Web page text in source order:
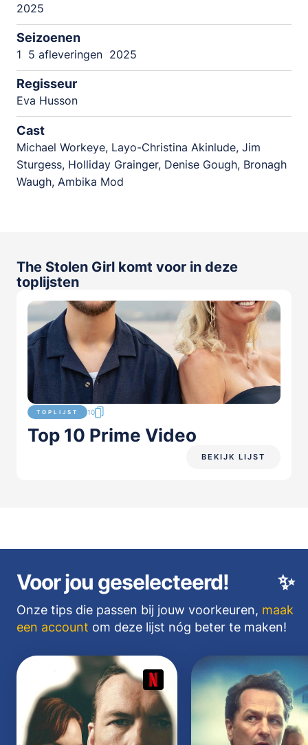
2025
Seizoenen
1 5 afleveringen 2025
Regisseur
Eva Husson
Cast
Michael Workeye, Layo-Christina Akinlude, Jim
Sturgess, Holliday Grainger, Denise Gough, Bronagh
Waugh, Ambika Mod
The Stolen Girl komt voor in deze
toplijsten
TOPLIJST 10
Top 10 Prime Video
BEKIJK LIJST
✨
Voor jou geselecteerd!
Onze tips die passen bij jouw voorkeuren, maak
een account om deze lijst nóg beter te maken!